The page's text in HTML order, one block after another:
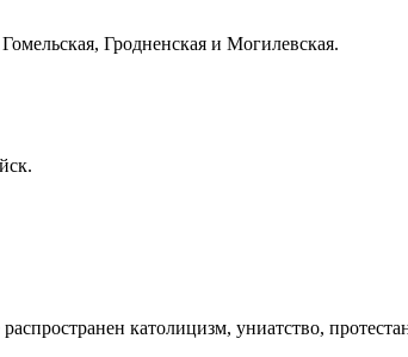
Гродненская и Могилевская.
католицизм, униатство,